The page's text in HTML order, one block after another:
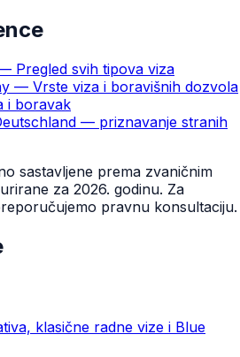
Pregled svih tipova viza
— Vrste viza i boravišnih dozvola
i boravak
— priznavanje stranih
sastavljene prema zvaničnim
za 2026. godinu. Za
pravnu konsultaciju.
klasične radne vize i Blue